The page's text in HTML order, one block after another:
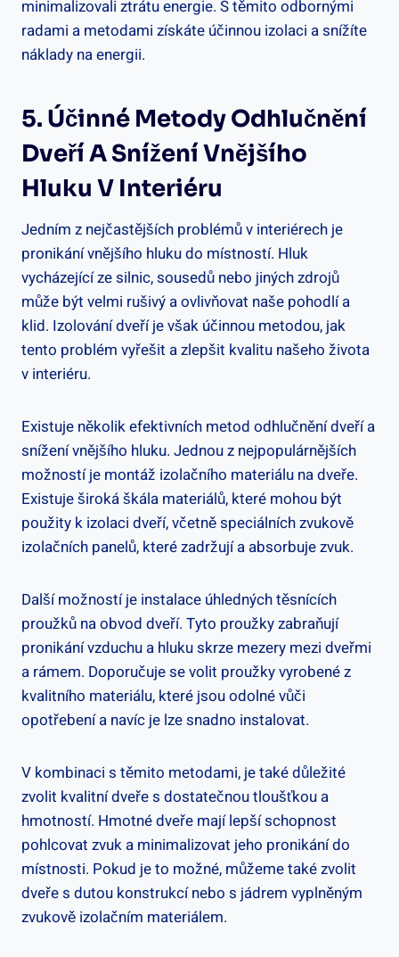
minimalizovali ztrátu energie. S těmito odbornými
radami a metodami získáte účinnou izolaci a snížíte
náklady na energii.
5. Účinné Metody Odhlučnění
Dveří A Snížení Vnějšího
Hluku V Interiéru
Jedním z nejčastějších problémů v interiérech je
pronikání vnějšího hluku do místností. Hluk
vycházející ze silnic, sousedů nebo jiných zdrojů
může být velmi rušivý a ovlivňovat naše pohodlí a
klid. Izolování dveří je však účinnou metodou, jak
tento problém vyřešit a zlepšit kvalitu našeho života
v interiéru.
Existuje několik efektivních metod odhlučnění dveří a
snížení vnějšího hluku. Jednou z nejpopulárnějších
možností je montáž izolačního materiálu na dveře.
Existuje široká škála materiálů, které mohou být
použity k izolaci dveří, včetně speciálních zvukově
izolačních panelů, které zadržují a absorbuje zvuk.
Další možností je instalace úhledných těsnících
proužků na obvod dveří. Tyto proužky zabraňují
pronikání vzduchu a hluku skrze mezery mezi dveřmi
a rámem. Doporučuje se volit proužky vyrobené z
kvalitního materiálu, které jsou odolné vůči
opotřebení a navíc je lze snadno instalovat.
V kombinaci s těmito metodami, je také důležité
zvolit kvalitní dveře s dostatečnou tloušťkou a
hmotností. Hmotné dveře mají lepší schopnost
pohlcovat zvuk a minimalizovat jeho pronikání do
místnosti. Pokud je to možné, můžeme také zvolit
dveře s dutou konstrukcí nebo s jádrem vyplněným
zvukově izolačním materiálem.